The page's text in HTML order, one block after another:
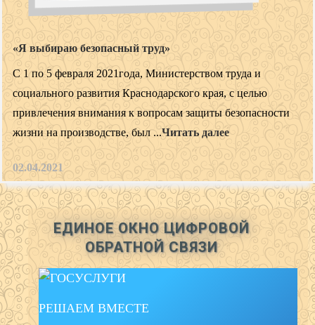
«Я выбираю безопасный труд»
С 1 по 5 февраля 2021года, Министерством труда и
социального развития Краснодарского края, с целью
привлечения внимания к вопросам защиты безопасности
жизни на производстве, был ...Читать далее
02.04.2021
ЕДИНОЕ ОКНО ЦИФРОВОЙ
ОБРАТНОЙ СВЯЗИ
РЕШАЕМ ВМЕСТЕ